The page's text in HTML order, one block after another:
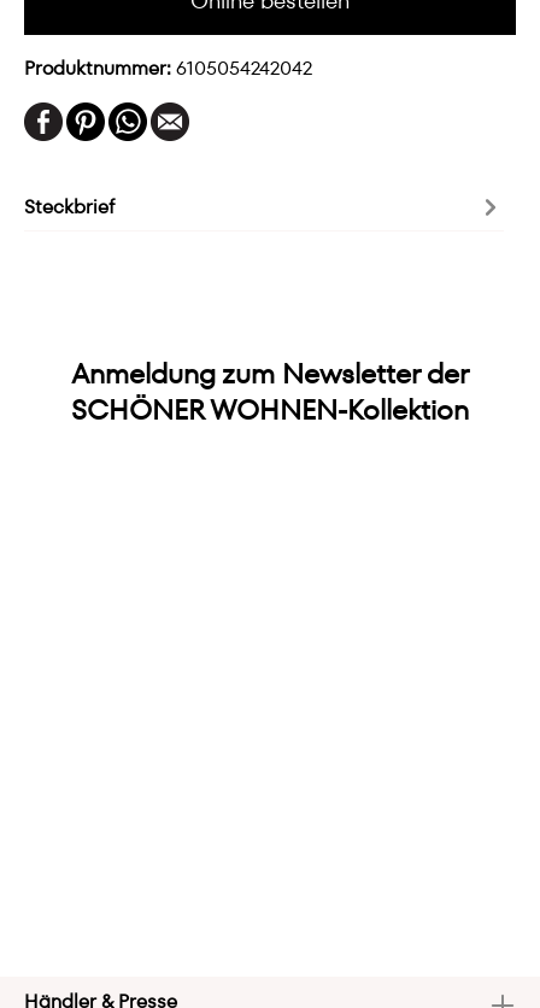
Produktnummer:6105054242042
Steckbrief
Anmeldung zum Newsletter der
SCHÖNER WOHNEN-Kollektion
Händler & Presse